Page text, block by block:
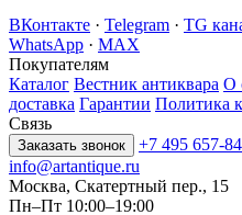
ВКонтакте · Telegram · TG
WhatsApp · MAX
Покупателям
Каталог Вестник антиквара О
доставка Гарантии Политика
Связь
Заказать звонок +7 495 657-
info@artantique.ru
Москва, Скатертный пер., 15
Пн–Пт 10:00–19:00